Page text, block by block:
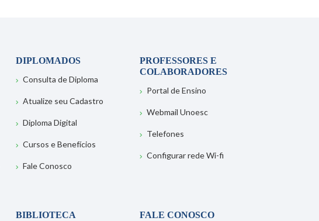
DIPLOMADOS
Consulta de Diploma
Atualize seu Cadastro
Diploma Digital
Cursos e Benefícios
Fale Conosco
PROFESSORES E
COLABORADORES
Portal de Ensino
Webmail Unoesc
Telefones
Configurar rede Wi-fi
BIBLIOTECA
FALE CONOSCO